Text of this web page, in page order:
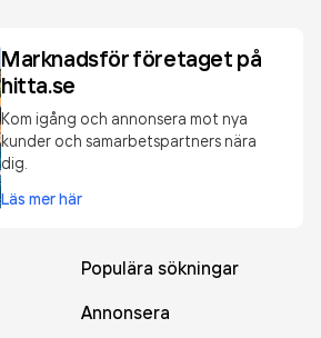
Marknadsför företaget på
hitta.se
Kom igång och annonsera mot nya
kunder och samarbetspartners nära
dig.
Läs mer här
Populära sökningar
Annonsera